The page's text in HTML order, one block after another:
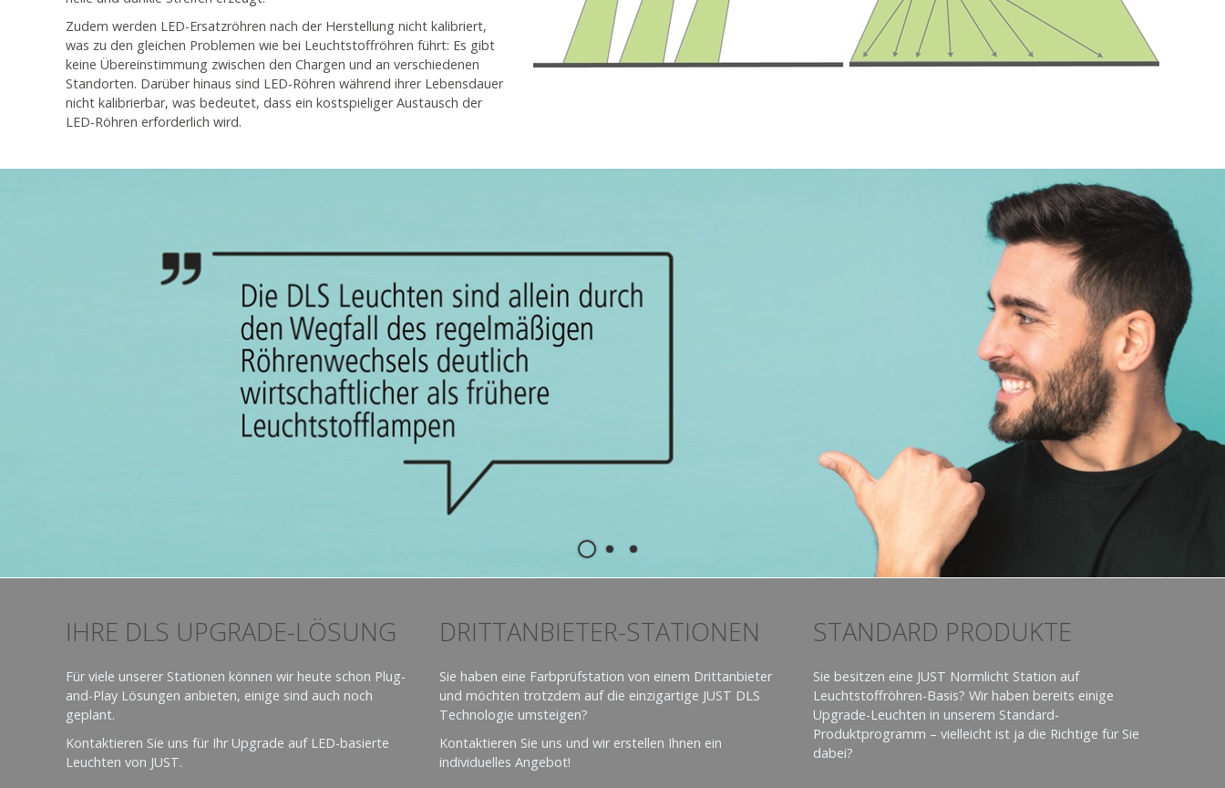
Zudem werden LED-Ersatzröhren nach der Herstellung nicht kalibriert,
was zu den gleichen Problemen wie bei Leuchtstoffröhren führt: Es gibt
keine Übereinstimmung zwischen den Chargen und an verschiedenen
Standorten. Darüber hinaus sind LED-Röhren während ihrer Lebensdauer
nicht kalibrierbar, was bedeutet, dass ein kostspieliger Austausch der
LED-Röhren erforderlich wird.
IHRE DLS UPGRADE-LÖSUNG
Für viele unserer Stationen können wir heute schon Plug-
and-Play Lösungen anbieten, einige sind auch noch
geplant.
Kontaktieren Sie uns für Ihr Upgrade auf LED-basierte
Leuchten von JUST.
DRITTANBIETER-STATIONEN
Sie haben eine Farbprüfstation von einem Drittanbieter
und möchten trotzdem auf die einzigartige JUST DLS
Technologie umsteigen?
Kontaktieren Sie uns und wir erstellen Ihnen ein
individuelles Angebot!
STANDARD PRODUKTE
Sie besitzen eine JUST Normlicht Station auf
Leuchtstoffröhren-Basis? Wir haben bereits einige
Upgrade-Leuchten in unserem Standard-
Produktprogramm – vielleicht ist ja die Richtige für Sie
dabei?